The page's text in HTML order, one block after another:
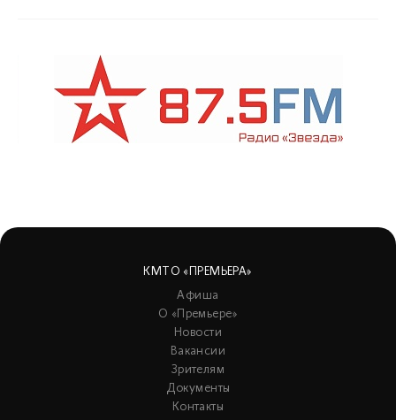
КМТО «ПРЕМЬЕРА»
Афиша
О «Премьере»
Новости
Вакансии
Зрителям
Документы
Контакты